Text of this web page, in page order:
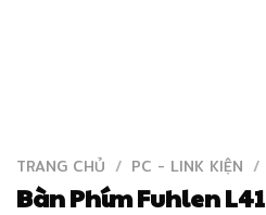
TRANG CHỦ / PC - LINK KIỆN /
Bàn Phím Fuhlen